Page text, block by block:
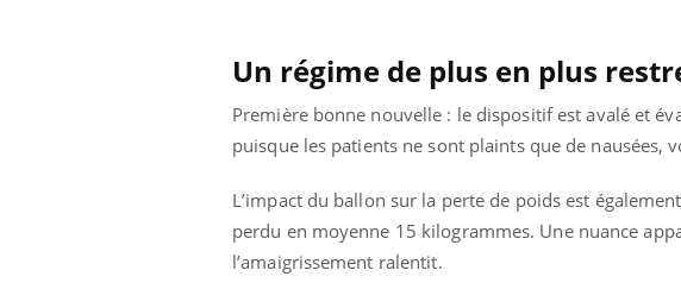
Un régime de plus en plus
Première bonne nouvelle : le dispositif est avalé et
puisque les patients ne sont plaints que de nausées,
L’impact du ballon sur la perte de poids est
perdu en moyenne 15 kilogrammes. Une nuance
l’amaigrissement ralentit.